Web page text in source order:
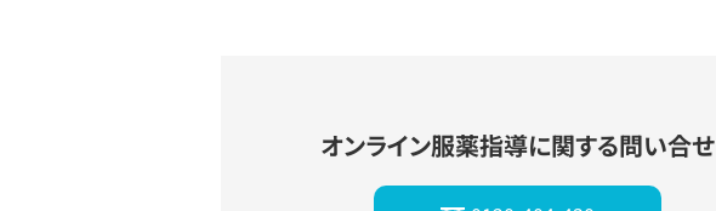
オンライン服薬指導に関する問い合せ